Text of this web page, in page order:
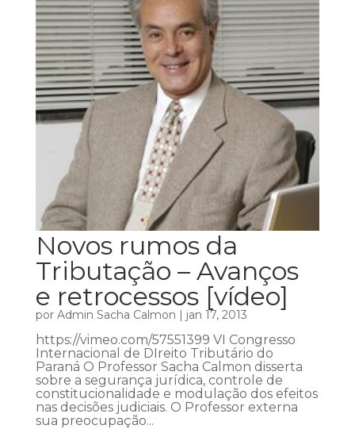
Novos rumos da
Tributação – Avanços
e retrocessos [vídeo]
por Admin Sacha Calmon | jan 17, 2013
https://vimeo.com/57551399 VI Congresso
Internacional de DIreito Tributário do
Paraná O Professor Sacha Calmon disserta
sobre a segurança jurídica, controle de
constitucionalidade e modulação dos efeitos
nas decisões judiciais. O Professor externa
sua preocupação...